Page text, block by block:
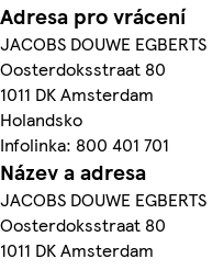
Adresa pro vrácení
JACOBS DOUWE EGBERTS
Oosterdoksstraat 80
1011 DK Amsterdam
Holandsko
Infolinka: 800 401 701
Název a adresa
JACOBS DOUWE EGBERTS
Oosterdoksstraat 80
1011 DK Amsterdam